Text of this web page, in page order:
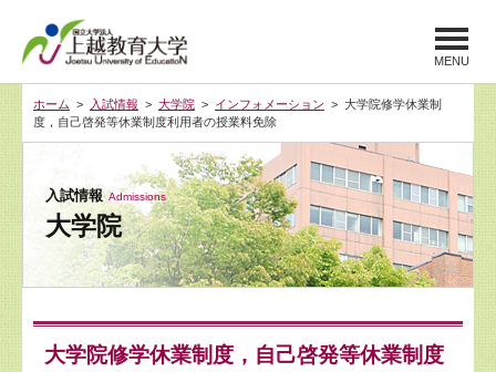
MENU
ホーム > 入試情報 > 大学院 > インフォメーション > 大学院修学休業制
度，自己啓発等休業制度利用者の授業料免除
入試情報 Admissions
大学院
大学院修学休業制度，自己啓発等休業制度